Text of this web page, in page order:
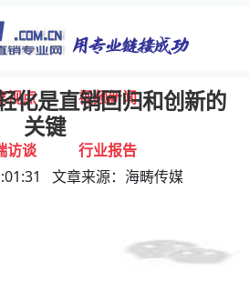
行业动态
视点 视频新闻
访谈 行业报告
化是直销回归和创新的
关键
文章来源：海畴传媒